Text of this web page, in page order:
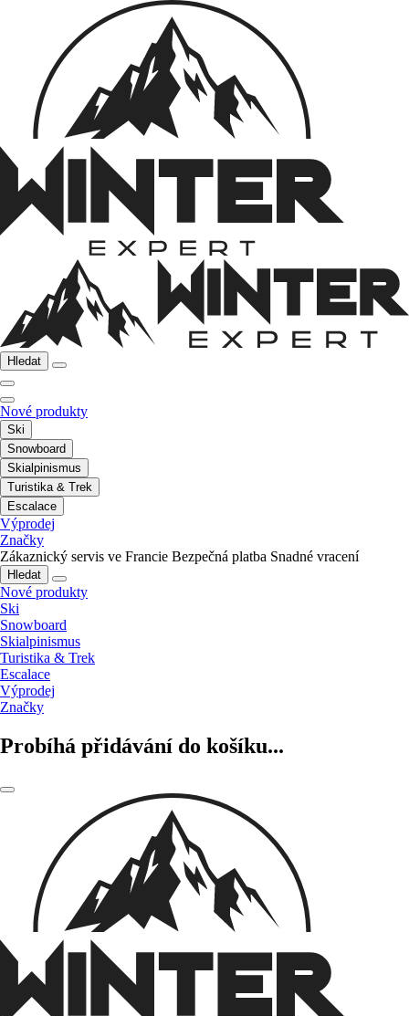
Hledat
Nové produkty
Ski
Snowboard
Skialpinismus
Turistika & Trek
Escalace
Výprodej
Značky
Zákaznický servis ve Francie Bezpečná platba Snadné vracení
Hledat
Nové produkty
Ski
Snowboard
Skialpinismus
Turistika & Trek
Escalace
Výprodej
Značky
Probíhá přidávání do košíku...